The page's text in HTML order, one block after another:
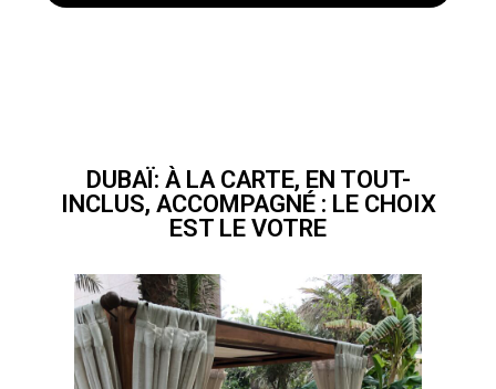
DUBAÏ: À LA CARTE, EN TOUT-
INCLUS, ACCOMPAGNÉ : LE CHOIX
EST LE VOTRE